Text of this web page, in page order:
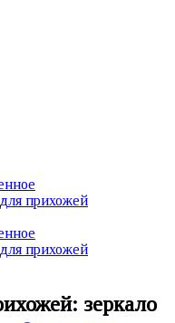
зеркало